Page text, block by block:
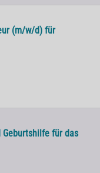
(m/w/d) für
Geburtshilfe für das